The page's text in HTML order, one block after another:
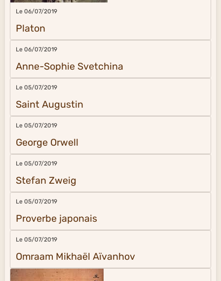
Le 06/07/2019
Platon
Le 06/07/2019
Anne-Sophie Svetchina
Le 05/07/2019
Saint Augustin
Le 05/07/2019
George Orwell
Le 05/07/2019
Stefan Zweig
Le 05/07/2019
Proverbe japonais
Le 05/07/2019
Omraam Mikhaël Aïvanhov